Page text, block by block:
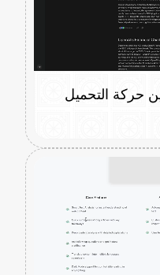
حركة التحميل